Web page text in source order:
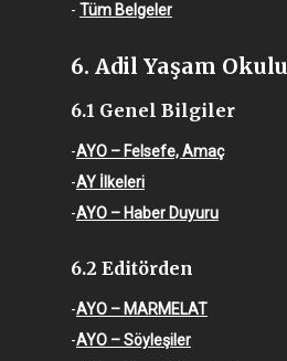
- Tüm Belgeler
6. Adil Yaşam Okulu
6.1 Genel Bilgiler
-AYO – Felsefe, Amaç
-AY İlkeleri
-AYO – Haber Duyuru
6.2 Editörden
-AYO – MARMELAT
-AYO – Söyleşiler